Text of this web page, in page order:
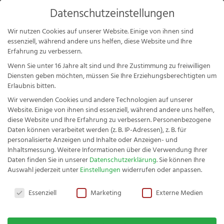
Mein Konto
Anmelden
Fachwerk Gemüsemesser-Set
Buche 2tlg. - 1.4116 rostfreier
Spezialstahl
Datenschutzeinstellungen
Wir nutzen Cookies auf unserer Website. Einige von ihnen sind
essenziell, während andere uns helfen, diese Website und Ihre
Erfahrung zu verbessern.
Wenn Sie unter 16 Jahre alt sind und Ihre Zustimmung zu freiwilligen
Diensten geben möchten, müssen Sie Ihre Erziehungsberechtigten um
Erlaubnis bitten.
Wir verwenden Cookies und andere Technologien auf unserer
Website. Einige von ihnen sind essenziell, während andere uns helfen,
diese Website und Ihre Erfahrung zu verbessern. Personenbezogene
Daten können verarbeitet werden (z. B. IP-Adressen), z. B. für
personalisierte Anzeigen und Inhalte oder Anzeigen- und
Inhaltsmessung.Weitere Informationen über die Verwendung Ihrer
Daten finden Sie in unserer Datenschutzerklärung. Sie können Ihre
Auswahl jederzeit unter Einstellungen widerrufen oder anpassen.
Datenschutzeinstellungen
Essenziell Marketing Externe Medien